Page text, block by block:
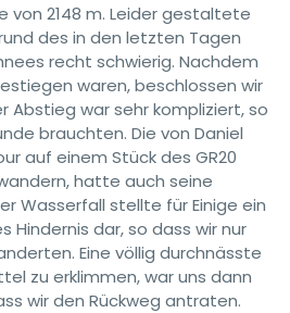
von 2148 m. Leider gestaltete
des in den letzten Tagen
recht schwierig. Nachdem
waren, beschlossen wir
Abstieg war sehr kompliziert, so
brauchten. Die von Daniel
auf einem Stück des GR20
hatte auch seine
Wasserfall stellte für Einige ein
Hindernis dar, so dass wir nur
Eine völlig durchnässte
zu erklimmen, war uns dann
wir den Rückweg antraten.